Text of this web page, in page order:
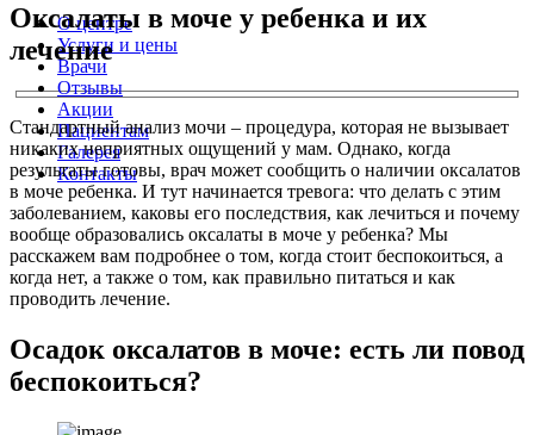
О центре
Услуги и цены
Врачи
Отзывы
Акции
Пациентам
Галерея
Контакты
Оксалаты в моче у ребенка и их
лечение
Стандартный анализ мочи – процедура, которая не вызывает
никаких неприятных ощущений у мам. Однако, когда
результаты готовы, врач может сообщить о наличии оксалатов
в моче ребенка. И тут начинается тревога: что делать с этим
заболеванием, каковы его последствия, как лечиться и почему
вообще образовались оксалаты в моче у ребенка? Мы
расскажем вам подробнее о том, когда стоит беспокоиться, а
когда нет, а также о том, как правильно питаться и как
проводить лечение.
Осадок оксалатов в моче: есть ли повод
беспокоиться?